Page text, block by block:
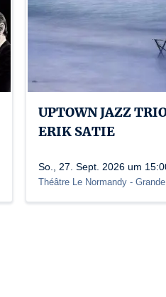
UPTOWN JAZZ
ERIK SATIE
So., 27. Sept. 2026 um
Théâtre Le Normandy -